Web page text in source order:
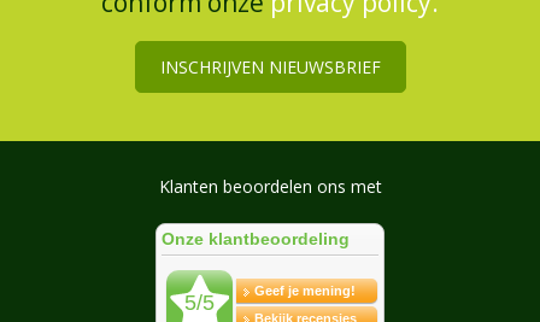
INSCHRIJVEN NIEUWSBRIEF
Klanten beoordelen ons met